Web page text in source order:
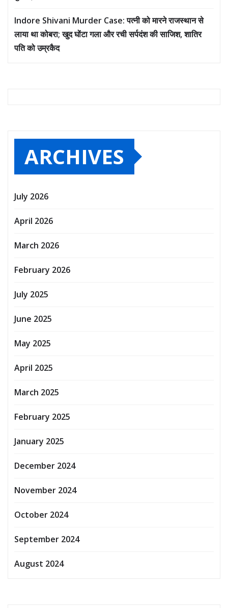
Indore Shivani Murder Case: पत्नी को मारने राजस्थान से
लाया था कोबरा; खुद घोंटा गला और रची सर्पदंश की साजिश, शातिर
पति को उम्रकैद
ARCHIVES
July 2026
April 2026
March 2026
February 2026
July 2025
June 2025
May 2025
April 2025
March 2025
February 2025
January 2025
December 2024
November 2024
October 2024
September 2024
August 2024